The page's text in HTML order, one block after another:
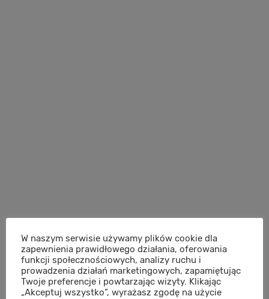
W naszym serwisie używamy plików cookie dla
zapewnienia prawidłowego działania, oferowania
funkcji społecznościowych, analizy ruchu i
prowadzenia działań marketingowych, zapamiętując
Twoje preferencje i powtarzając wizyty. Klikając
„Akceptuj wszystko”, wyrażasz zgodę na użycie